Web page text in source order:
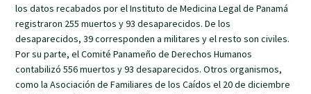
los datos recabados por el Instituto de Medicina Legal de Panamá
registraron 255 muertos y 93 desaparecidos. De los
desaparecidos, 39 corresponden a militares y el resto son civiles.
Por su parte, el Comité Panameño de Derechos Humanos
contabilizó 556 muertos y 93 desaparecidos. Otros organismos,
como la Asociación de Familiares de los Caídos el 20 de diciembre